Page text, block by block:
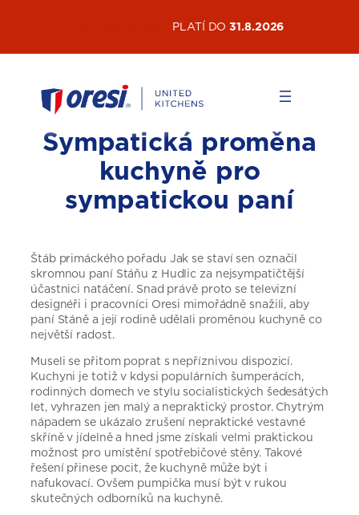
PLATÍ DO31.8.2026
Sympatická proměna
kuchyně pro
sympatickou paní
Štáb primáckého pořadu Jak se staví sen označil
skromnou paní Stáňu z Hudlic za nejsympatičtější
účastnici natáčení. Snad právě proto se televizní
designéři i pracovníci Oresi mimořádně snažili, aby
paní Stáně a její rodině udělali proměnou kuchyně co
největší radost.
Museli se přitom poprat s nepříznivou dispozicí.
Kuchyni je totiž v kdysi populárních šumperácích,
rodinných domech ve stylu socialistických šedesátých
let, vyhrazen jen malý a nepraktický prostor. Chytrým
nápadem se ukázalo zrušení nepraktické vestavné
skříně v jídelně a hned jsme získali velmi praktickou
možnost pro umístění spotřebičové stěny. Takové
řešení přinese pocit, že kuchyně může být i
nafukovací. Ovšem pumpička musí být v rukou
skutečných odborníků na kuchyně.